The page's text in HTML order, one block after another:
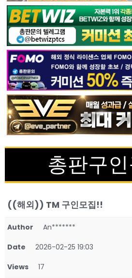
총판구
((해외)) TM 구인모집!!
Author An*******
Date 2026-02-25 19:03
Views 17